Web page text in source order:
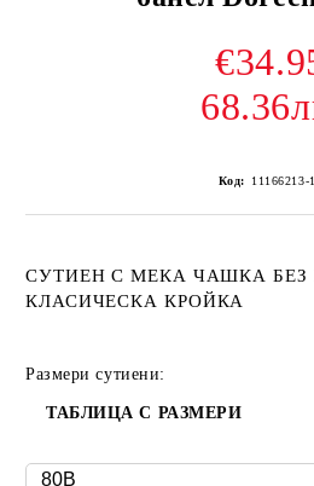
Код: 11166213-
СУТИЕН С МЕКА ЧАШКА БЕЗ
КЛАСИЧЕСКА КРОЙКА
Размери сутиени:
ТАБЛИЦА С РАЗМЕРИ